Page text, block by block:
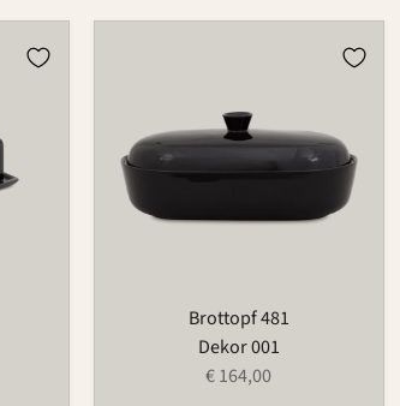
Brottopf 481
Dekor 001
€ 164,00